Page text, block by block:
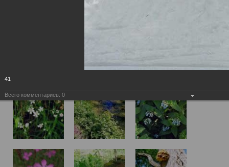
41
Всего комментариев: 0